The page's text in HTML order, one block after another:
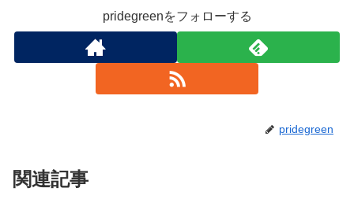
pridegreenをフォローする
pridegreen
関連記事